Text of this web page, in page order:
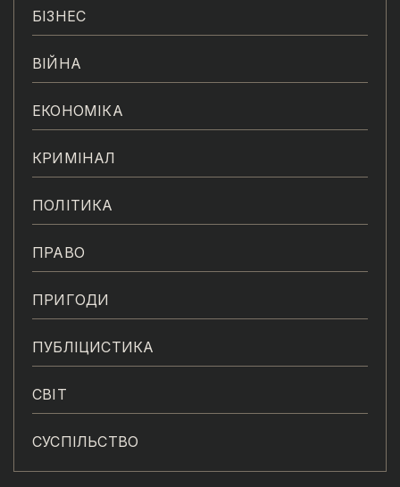
БІЗНЕС
ВІЙНА
ЕКОНОМІКА
КРИМІНАЛ
ПОЛІТИКА
ПРАВО
ПРИГОДИ
ПУБЛІЦИСТИКА
СВІТ
СУСПІЛЬСТВО